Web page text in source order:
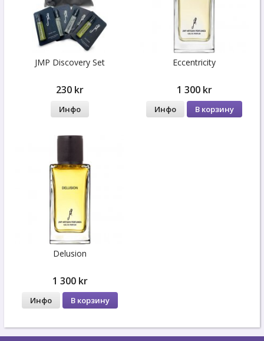
JMP Discovery Set
230 kr
Инфо
Eccentricity
1 300 kr
Инфо В корзину
Delusion
1 300 kr
Инфо В корзину